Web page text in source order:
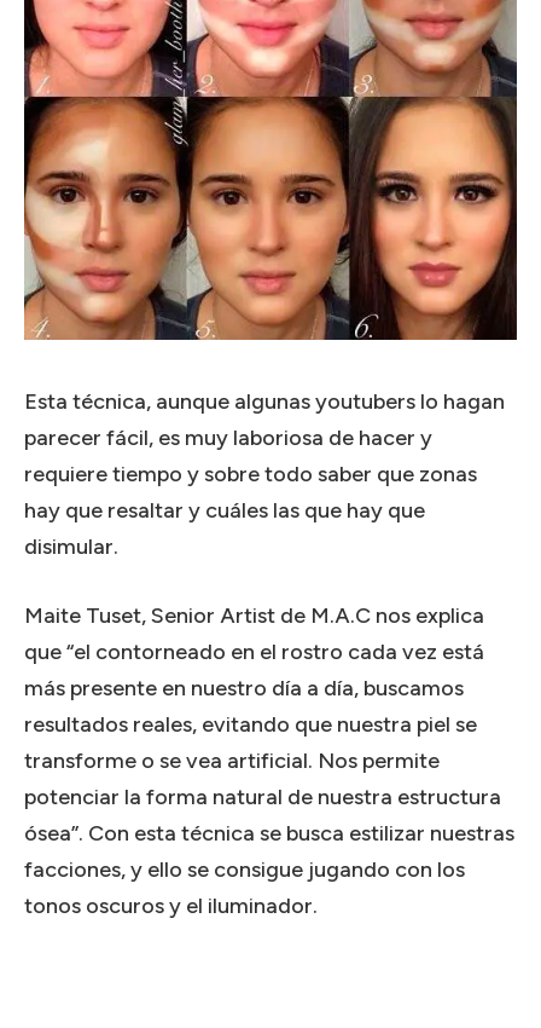
Esta técnica, aunque algunas youtubers lo hagan
parecer fácil, es muy laboriosa de hacer y
requiere tiempo y sobre todo saber que zonas
hay que resaltar y cuáles las que hay que
disimular.
Maite Tuset, Senior Artist de M.A.C nos explica
que “el contorneado en el rostro cada vez está
más presente en nuestro día a día, buscamos
resultados reales, evitando que nuestra piel se
transforme o se vea artificial. Nos permite
potenciar la forma natural de nuestra estructura
ósea”. Con esta técnica se busca estilizar nuestras
facciones, y ello se consigue jugando con los
tonos oscuros y el iluminador.